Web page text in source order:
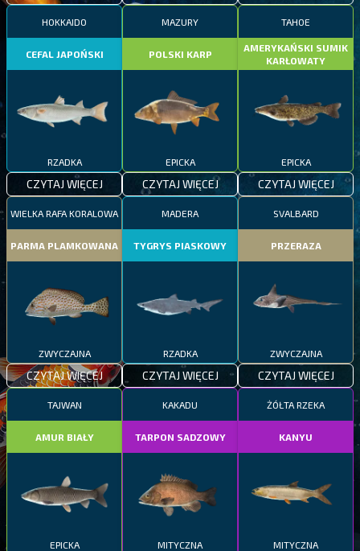
HOKKAIDO
CEFAL JAPOŃSKI
RZADKA
CZYTAJ WIĘCEJ
MAZURY
POLSKI KARP
EPICKA
CZYTAJ WIĘCEJ
TAHOE
AMERYKAŃSKI SUMIK
KARŁOWATY
EPICKA
CZYTAJ WIĘCEJ
WIELKA RAFA KORALOWA
PARMA PLAMKOWANA
ZWYCZAJNA
CZYTAJ WIĘCEJ
MADERA
TYGRYS PIASKOWY
RZADKA
CZYTAJ WIĘCEJ
SVALBARD
PRZERAZA
ZWYCZAJNA
CZYTAJ WIĘCEJ
TAJWAN
AMUR BIAŁY
EPICKA
KAKADU
TARPON SADZOWY
MITYCZNA
ŻÓŁTA RZEKA
KANYU
MITYCZNA